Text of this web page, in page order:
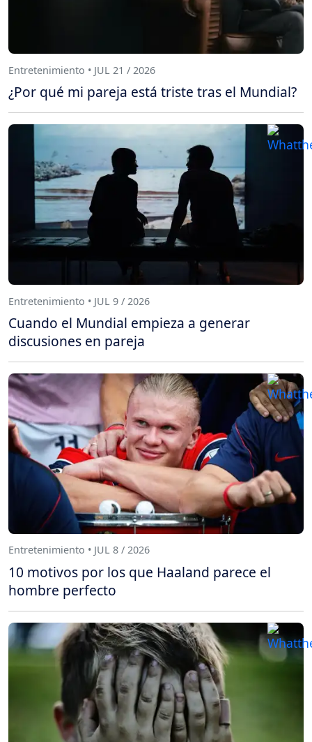
Entretenimiento • JUL 21 / 2026
¿Por qué mi pareja está triste tras el Mundial?
Entretenimiento • JUL 9 / 2026
Cuando el Mundial empieza a generar
discusiones en pareja
Entretenimiento • JUL 8 / 2026
10 motivos por los que Haaland parece el
hombre perfecto